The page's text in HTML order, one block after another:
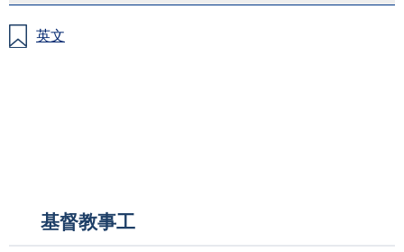
英文
Main
navigation
基督教事工